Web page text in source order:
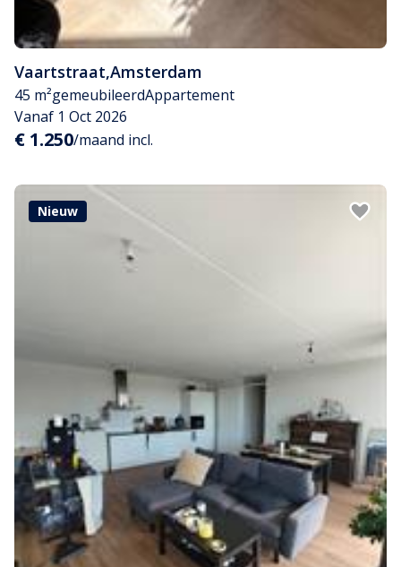
Vaartstraat,Amsterdam
45 m²gemeubileerdAppartement
Vanaf 1 Oct 2026
€ 1.250/maand incl.
Nieuw